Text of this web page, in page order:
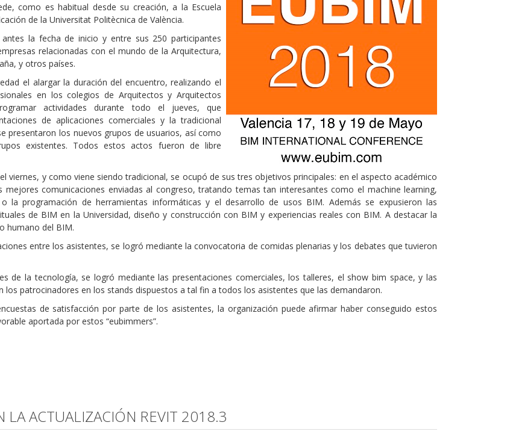
como es habitual desde su creación, a la Escuela
de la Universitat Politècnica de València.
la fecha de inicio y entre sus 250 participantes
relacionadas con el mundo de la Arquitectura,
y otros países.
el alargar la duración del encuentro, realizando el
en los colegios de Arquitectos y Arquitectos
actividades durante todo el jueves, que
de aplicaciones comerciales y la tradicional
presentaron los nuevos grupos de usuarios, así como
existentes. Todos estos actos fueron de libre
viernes, y como viene siendo tradicional, se ocupó de sus tres objetivos principales: en el aspecto académico
mejores comunicaciones enviadas al congreso, tratando temas tan interesantes como el machine learning,
la programación de herramientas informáticas y el desarrollo de usos BIM. Además se expusieron las
de BIM en la Universidad, diseño y construcción con BIM y experiencias reales con BIM. A destacar la
humano del BIM.
entre los asistentes, se logró mediante la convocatoria de comidas plenarias y los debates que tuvieron
de la tecnología, se logró mediante las presentaciones comerciales, los talleres, el show bim space, y las
los patrocinadores en los stands dispuestos a tal fin a todos los asistentes que las demandaron.
de satisfacción por parte de los asistentes, la organización puede afirmar haber conseguido estos
aportada por estos “eubimmers”.
ACTUALIZACIÓN REVIT 2018.3